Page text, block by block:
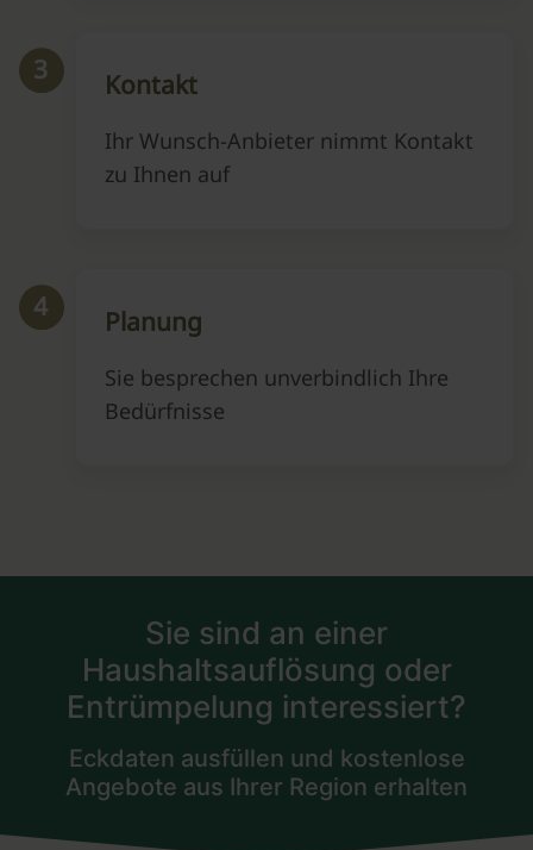
3 Kontakt
Ihr Wunsch-Anbieter nimmt Kontakt
zu Ihnen auf
4 Planung
Sie besprechen unverbindlich Ihre
Bedürfnisse